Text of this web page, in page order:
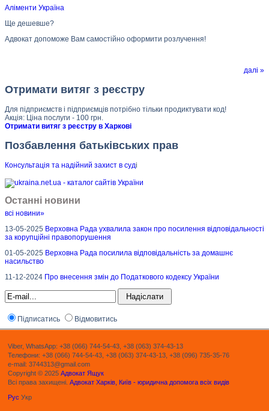
Аліменти Україна
Ще дешевше?
Адвокат допоможе Вам самостійно оформити розлучення!
далі »
Отримати витяг з реєстру
Для підприємств і підприємців потрібно тільки продиктувати код!
Акція: Ціна послуги - 100 грн.
Отримати витяг з реєстру в Харкові
Позбавлення батьківських прав
Консультація та надійний захист в суді
Останні новини
всі новини»
13-05-2025 Верховна Рада ухвалила закон про посилення відповідальності
за корупційні правопорушення
01-05-2025 Верховна Рада посилила відповідальність за домашнє
насильство
11-12-2024 Про внесення змін до Податкового кодексу України
Підписатись Відмовитись
Viber, WhatsApp: +38 (066) 744-54-43, +38 (063) 374-43-13
Телефони: +38 (066) 744-54-43, +38 (063) 374-43-13, +38 (096) 735-35-76
e-mail: 3744313@gmail.com
Copyright © 2025 Адвокат Ящук
Всі права захищені. Адвокат Харків, Київ - юридична допомога всіх видів
Рус Укр